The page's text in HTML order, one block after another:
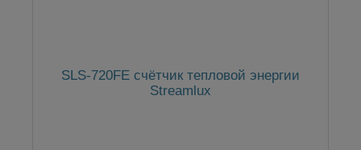
SLS-720FE cчётчик тепловой энергии
Streamlux